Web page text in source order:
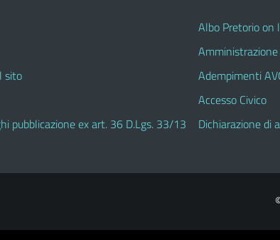
sito
pubblicazione ex art. 36 D.Lgs. 33/13
Albo Pretorio on
Adempimenti
Accesso Civico
Dichiarazione di